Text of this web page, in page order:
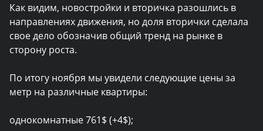
Как видим, новостройки и вторичка разошлись в
направлениях движения, но доля вторички сделала
свое дело обозначив общий тренд на рынке в
сторону роста.
По итогу ноября мы увидели следующие цены за
метр на различные квартиры:
однокомнатные 761$ (+4$);